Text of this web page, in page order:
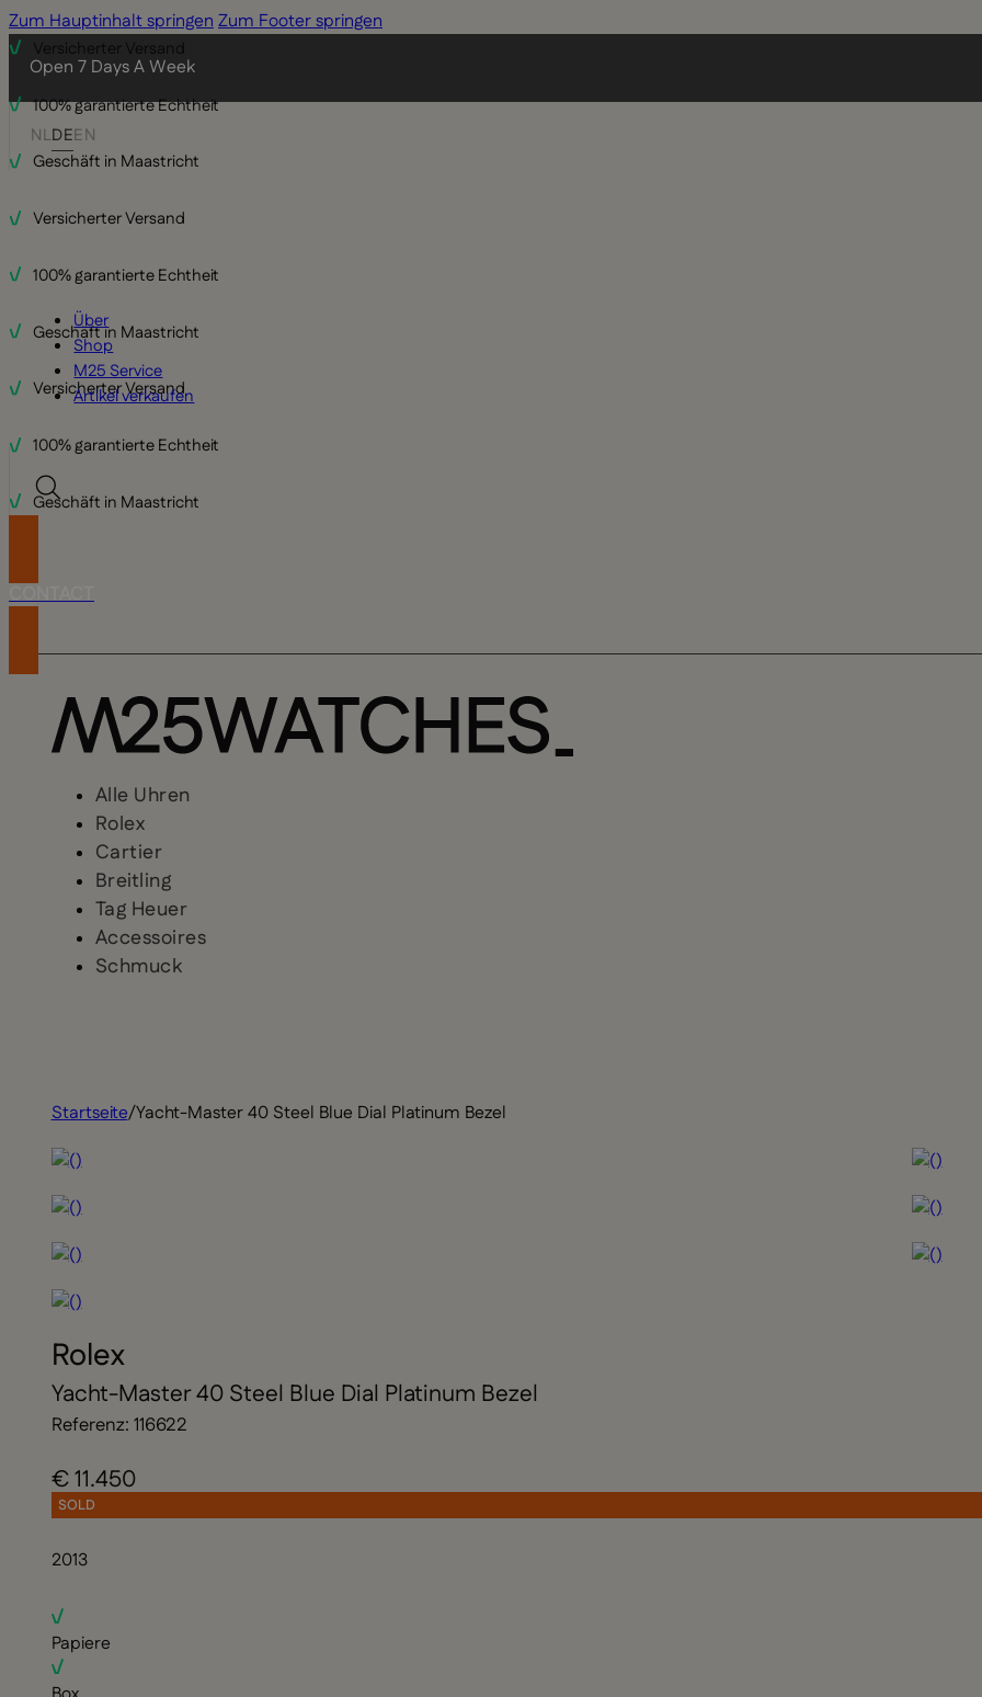
Zum Hauptinhalt springenZum Footer springen
Open 7 Days A Week
NLDEEN
100% garantierte Echtheit
Geschäft in Maastricht
Versicherter Versand
100% garantierte Echtheit
Geschäft in Maastricht
Versicherter Versand
100% garantierte Echtheit
Geschäft in Maastricht
Über
Shop
M25 Service
Artikel verkaufen
CONTACT
Alle Uhren
Rolex
Cartier
Breitling
Tag Heuer
Accessoires
Schmuck
Startseite/Yacht-Master 40 Steel Blue Dial Platinum Bezel
Rolex
Yacht-Master 40 Steel Blue Dial Platinum Bezel
Referenz: 116622
€ 11.450
SOLD
2013
Papiere